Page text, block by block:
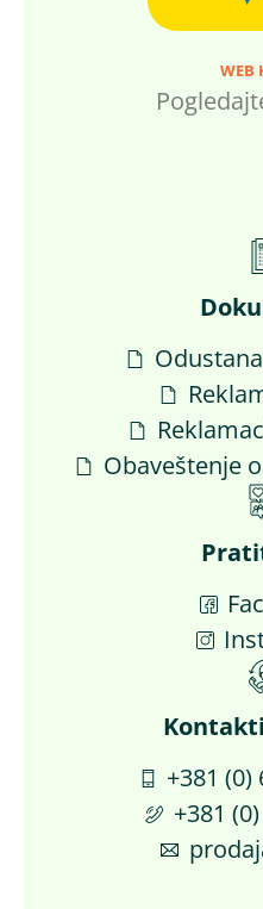
WEB
Obaveštenje
+381 (0)
+381